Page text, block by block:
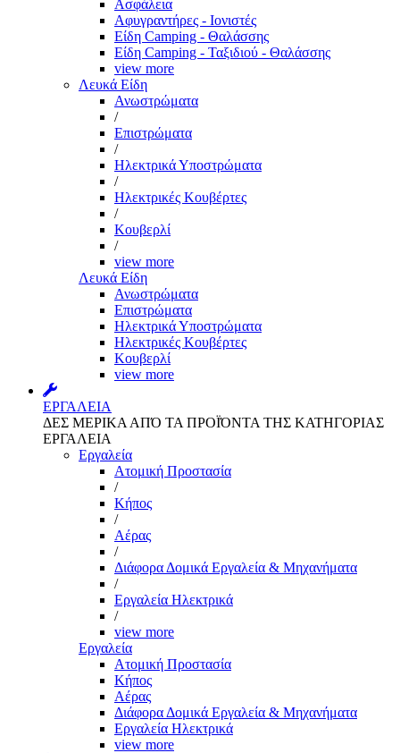
Ασφάλεια
Αφυγραντήρες - Ιονιστές
Είδη Camping - Θαλάσσης
Είδη Camping - Ταξιδιού - Θαλάσσης
view more
Λευκά Είδη
Ανωστρώματα
/
Επιστρώματα
/
Ηλεκτρικά Υποστρώματα
/
Ηλεκτρικές Κουβέρτες
/
Κουβερλί
/
view more
Λευκά Είδη
Ανωστρώματα
Επιστρώματα
Ηλεκτρικά Υποστρώματα
Ηλεκτρικές Κουβέρτες
Κουβερλί
view more
ΕΡΓΑΛΕΙΑ
ΔΕΣ ΜΕΡΙΚΑ ΑΠΌ ΤΑ ΠΡΟΪΌΝΤΑ ΤΗΣ ΚΑΤΗΓΟΡΙΑΣ
ΕΡΓΑΛΕΙΑ
Εργαλεία
Aτομική Προστασία
/
Kήπος
/
Αέρας
/
Διάφορα Δομικά Εργαλεία & Μηχανήματα
/
Εργαλεία Ηλεκτρικά
/
view more
Εργαλεία
Aτομική Προστασία
Kήπος
Αέρας
Διάφορα Δομικά Εργαλεία & Μηχανήματα
Εργαλεία Ηλεκτρικά
view more